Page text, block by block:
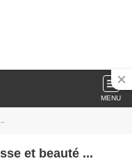
MENU
et beauté ...